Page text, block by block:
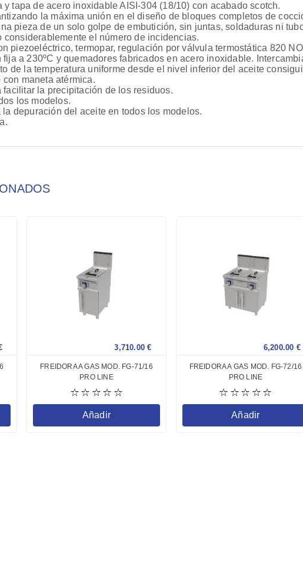
y tapa de acero inoxidable AISI-304 (18/10) con acabado scotch.
la máxima unión en el diseño de bloques completos de
pieza de un solo golpe de embutición, sin juntas, soldaduras ni
considerablemente el número de incidencias.
piezoeléctrico, termopar, regulación por válvula termostática 820
a 230ºC y quemadores fabricados en acero inoxidable.
de la temperatura uniforme desde el nivel inferior del aceite
maneta atérmica.
facilitar la precipitación de los residuos.
los modelos.
depuración del aceite en todos los modelos.
3,710.00€
FREIDORA A GAS MOD. FG-71/16
PRO LINE
Añadir
6,200.00 €
FREIDORA A GAS MOD. FG-72/16
PRO LINE
Añadir